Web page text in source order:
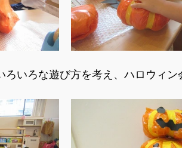
いろな遊び方を考え、ハロウィ